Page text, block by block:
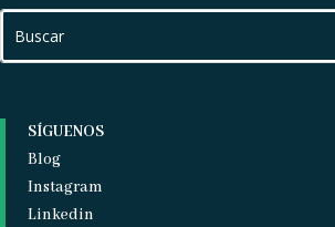
SÍGUENOS
Blog
Instagram
Linkedin